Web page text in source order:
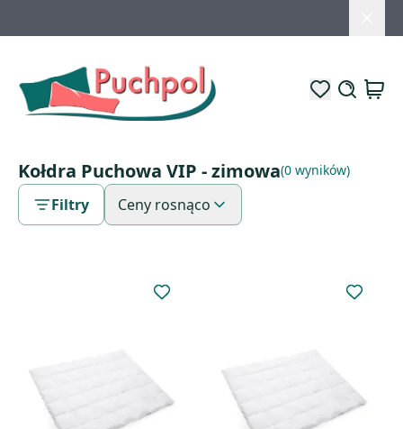
Kołdra Puchowa VIP - zimowa(0 wyników)
Filtry Ceny rosnąco